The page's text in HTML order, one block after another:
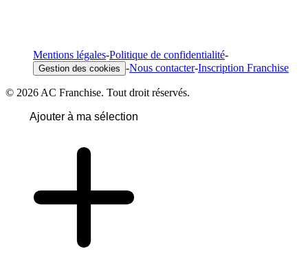
Mentions légales-Politique de confidentialité-
Gestion des cookies -Nous contacter-Inscription Franchise
© 2026 AC Franchise. Tout droit réservés.
Ajouter à ma sélection